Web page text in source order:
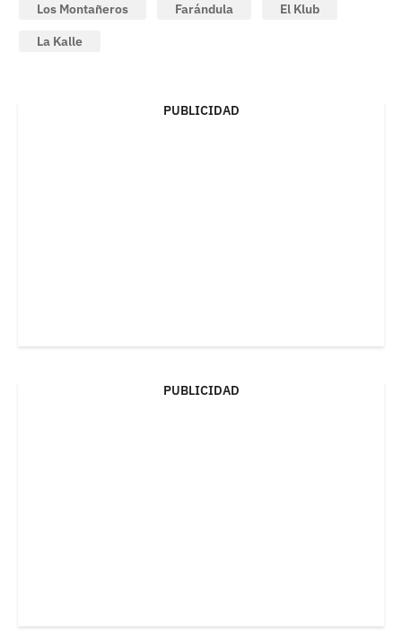
Los Montañeros Farándula
El Klub
La Kalle
PUBLICIDAD
PUBLICIDAD